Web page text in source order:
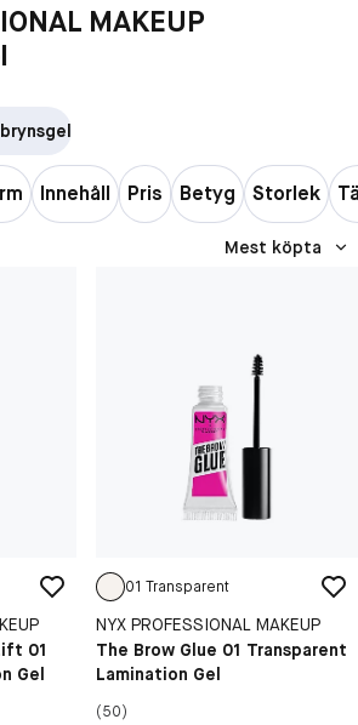
MAKEUP
Innehåll Pris Betyg Storlek
Mest köpta
01
Gel
01 Transparent
NYX PROFESSIONAL MAKEUP
The Brow Glue 01 Transparent
Lamination Gel
(50)